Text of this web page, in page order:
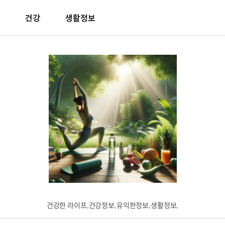
건강 생활정보
건강한 라이프.건강정보.유익한정보.생활정보.